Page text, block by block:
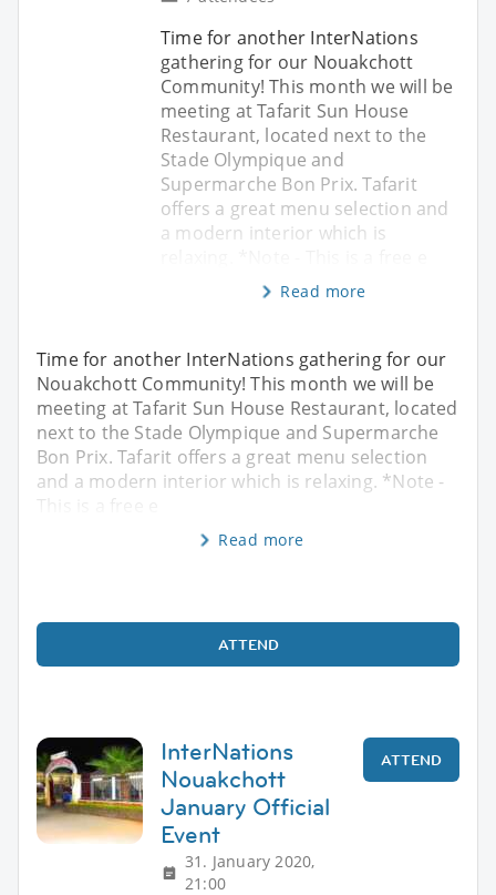
Time for another InterNations
gathering for our Nouakchott
Community! This month we will be
meeting at Tafarit Sun House
Restaurant, located next to the
Stade Olympique and
Supermarche Bon Prix. Tafarit
offers a great menu selection and
a modern interior which is
Read more
Time for another InterNations gathering for our
Nouakchott Community! This month we will be
meeting at Tafarit Sun House Restaurant, located
next to the Stade Olympique and Supermarche
Bon Prix. Tafarit offers a great menu selection
and a modern interior which is relaxing. *Note -
This is a free e
Read more
ATTEND
InterNations
Nouakchott
January Official
Event
31. January 2020,
21:00
ATTEND